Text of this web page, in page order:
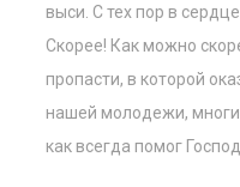
выси. С тех пор в
Скорее! Как можно
пропасти, в которой
нашей молодежи,
как всегда помог